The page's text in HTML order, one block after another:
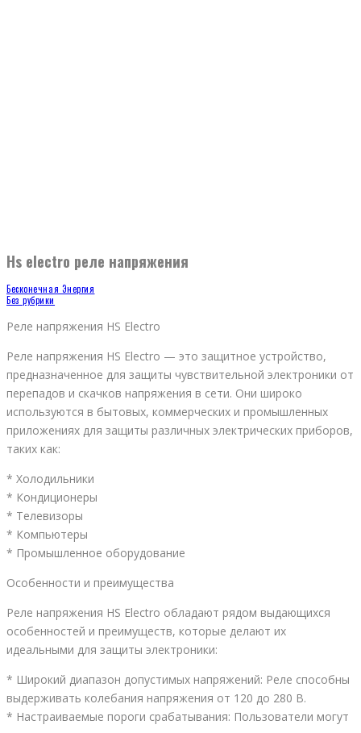
Hs electro реле напряжения
Бесконечная Энергия
Без рубрики
Реле напряжения HS Electro
Реле напряжения HS Electro — это защитное устройство,
предназначенное для защиты чувствительной электроники от
перепадов и скачков напряжения в сети. Они широко
используются в бытовых, коммерческих и промышленных
приложениях для защиты различных электрических приборов,
таких как:
* Холодильники
* Кондиционеры
* Телевизоры
* Компьютеры
* Промышленное оборудование
Особенности и преимущества
Реле напряжения HS Electro обладают рядом выдающихся
особенностей и преимуществ, которые делают их
идеальными для защиты электроники:
* Широкий диапазон допустимых напряжений: Реле способны
выдерживать колебания напряжения от 120 до 280 В.
* Настраиваемые пороги срабатывания: Пользователи могут